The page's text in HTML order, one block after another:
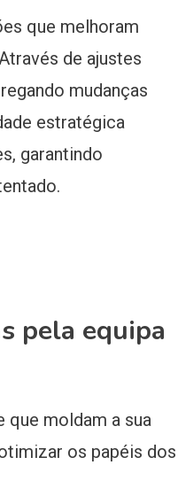
que melhoram
de ajustes
mudanças
estratégica
garantindo
pela equipa
que moldam a sua
os papéis dos